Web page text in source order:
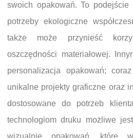
swoich opakowań. To
potrzeby ekologiczne
także może przynieść
oszczędności materiałowej.
personalizacja opakowań;
unikalne projekty graficzne oraz
dostosowane do potrzeb
technologiom druku możliwe